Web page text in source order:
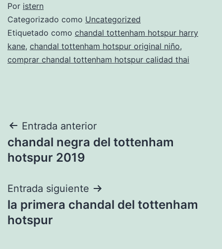
Por istern
Categorizado como Uncategorized
Etiquetado como chandal tottenham hotspur harry
kane, chandal tottenham hotspur original niño,
comprar chandal tottenham hotspur calidad thai
Navegación
de
Entrada anterior
chandal negra del tottenham
hotspur 2019
Entrada siguiente
la primera chandal del tottenham
hotspur